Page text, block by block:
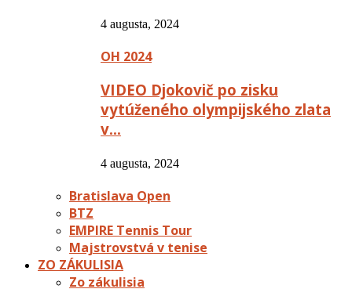
4 augusta, 2024
OH 2024
VIDEO Djokovič po zisku
vytúženého olympijského zlata
v…
4 augusta, 2024
Bratislava Open
BTZ
EMPIRE Tennis Tour
Majstrovstvá v tenise
ZO ZÁKULISIA
Zo zákulisia